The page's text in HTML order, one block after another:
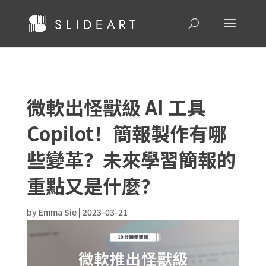
微軟出怪獸級 AI 工具
Copilot！簡報製作有哪
些變革？未來學習簡報的
重點又是什麼？
by Emma Sie| 2023-03-21